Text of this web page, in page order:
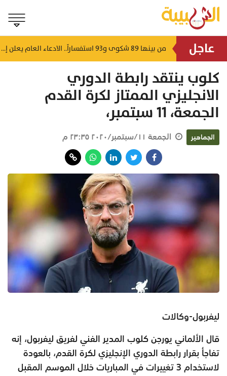
عاجل منذ ١٨ دقيقة منذ ٤٣ دقيقة من بينها 89 شكوى و93 استفساراً.. الادعاء العام يعلن إحصائية "تجاوب" لشهر يوليو
كلوب ينتقد رابطة الدوري
الانجليزي الممتاز لكرة القدم
الجمعة، ١١ سبتمبر،
الجماهير الجمعة ١١/سبتمبر/٢٠٢٠ ٢٣:٣٥ م
ليفربول-وكالات
قال الألماني يورجن كلوب المدير الفني لفريق ليفربول، إنه
تفاجأ بقرار رابطة الدوري الإنجليزي لكرة القدم، بالعودة
لاستخدام 3 تغييرات في المباريات خلال الموسم المقبل